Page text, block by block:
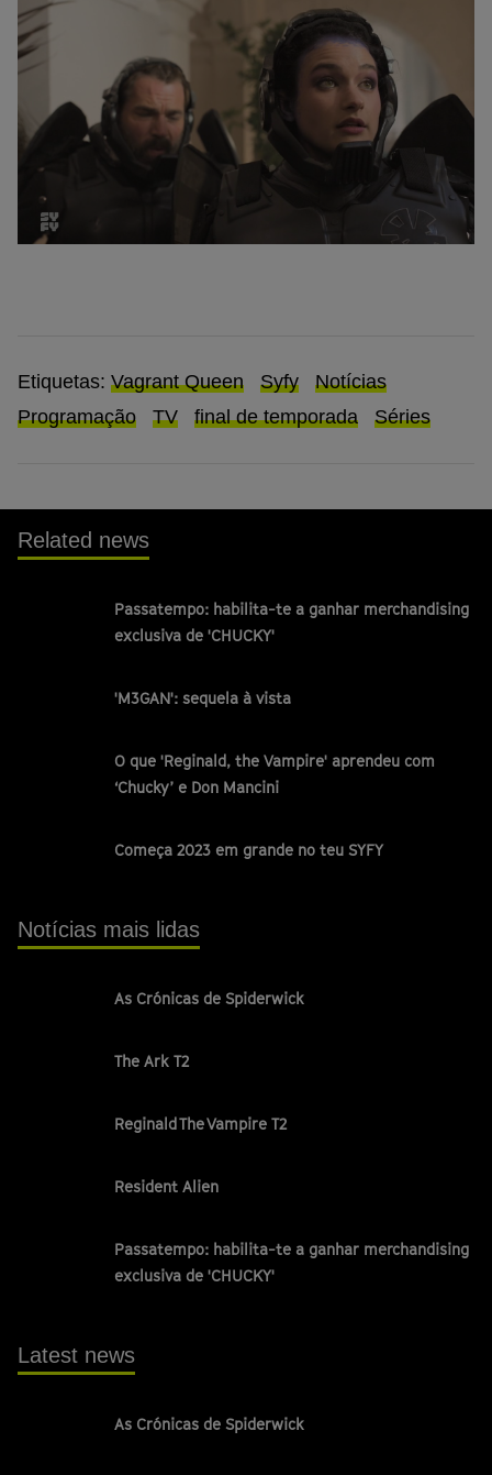
Etiquetas: Vagrant Queen Syfy
Notícias
Programação
TV final de temporada Séries
Related news
Passatempo: habilita-te a ganhar merchandising
exclusiva de 'CHUCKY'
'M3GAN': sequela à vista
O que 'Reginald, the Vampire' aprendeu com
‘Chucky’ e Don Mancini
Começa 2023 em grande no teu SYFY
Notícias mais lidas
As Crónicas de Spiderwick
The Ark T2
Reginald The Vampire T2
Resident Alien
Passatempo: habilita-te a ganhar merchandising
exclusiva de 'CHUCKY'
Latest news
As Crónicas de Spiderwick